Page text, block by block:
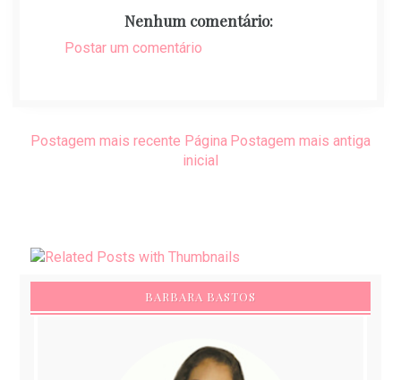
Nenhum comentário:
Postar um comentário
Postagem mais recente Postagem mais antiga
Página
inicial
BARBARA BASTOS